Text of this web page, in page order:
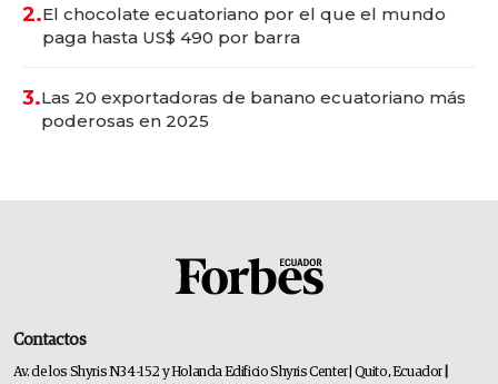
2.El chocolate ecuatoriano por el que el mundo
paga hasta US$ 490 por barra
3.Las 20 exportadoras de banano ecuatoriano más
poderosas en 2025
Contactos
Av. de los Shyris N34-152 y Holanda Edificio Shyris Center | Quito, Ecuador